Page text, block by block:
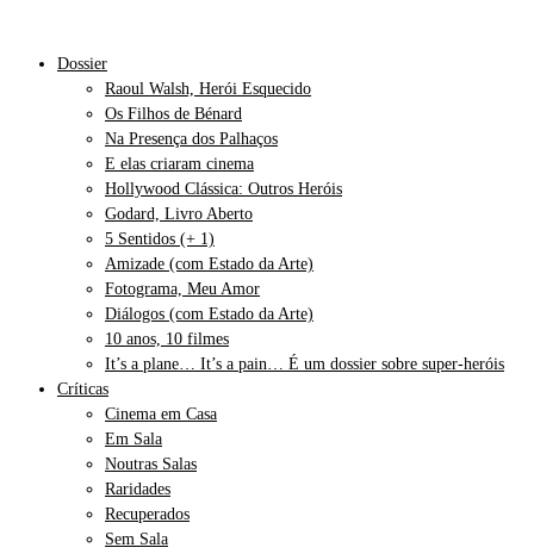
Dossier
Raoul Walsh, Herói Esquecido
Os Filhos de Bénard
Na Presença dos Palhaços
E elas criaram cinema
Hollywood Clássica: Outros Heróis
Godard, Livro Aberto
5 Sentidos (+ 1)
Amizade (com Estado da Arte)
Fotograma, Meu Amor
Diálogos (com Estado da Arte)
10 anos, 10 filmes
It’s a plane… It’s a pain… É um dossier sobre super-heróis
Críticas
Cinema em Casa
Em Sala
Noutras Salas
Raridades
Recuperados
Sem Sala